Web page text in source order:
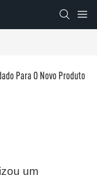
Para O Novo Produto
um